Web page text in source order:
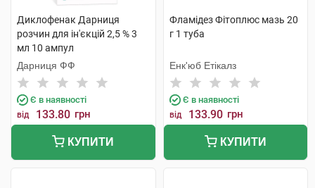
Диклофенак Дарниця
розчин для ін'єкцій 2,5 % 3
мл 10 ампул
Дарниця ФФ
Є в наявності
від 133.80 грн
КУПИТИ
Фламідез Фітоплюс мазь 20
г 1 туба
Енк'юб Етікалз
Є в наявності
від 133.90 грн
КУПИТИ